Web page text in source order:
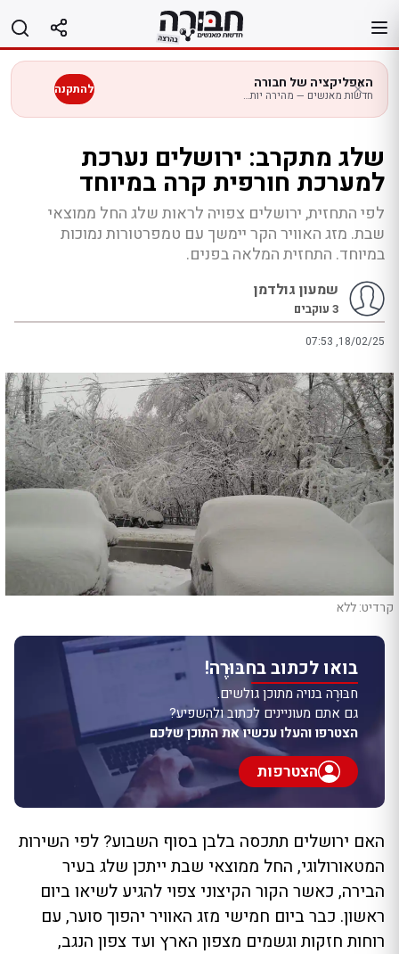
לתוכן
האפליקציה של חבורה
חדשות מאנשים — מהירה יותר בנייד להתקנה
שלג מתקרב: ירושלים נערכת
למערכת חורפית קרה במיוחד
לפי התחזית, ירושלים צפויה לראות שלג החל ממוצאי
שבת. מזג האוויר הקר יימשך עם טמפרטורות נמוכות
במיוחד. התחזית המלאה בפנים.
שמעון גולדמן
3 עוקבים
07:53 ,18/02/25
קרדיט: ללא
בואו לכתוב בחבּוּרֶה!
חבּוּרֶה בנויה מתוכן גולשים.
גם אתם מעוניינים לכתוב ולהשפיע?
הצטרפו והעלו עכשיו את התוכן שלכם
הצטרפות
האם ירושלים תתכסה בלבן בסוף השבוע? לפי השירות
המטאורולוגי, החל ממוצאי שבת ייתכן שלג בעיר
הבירה, כאשר הקור הקיצוני צפוי להגיע לשיאו ביום
ראשון. כבר ביום חמישי מזג האוויר יהפוך סוער, עם
רוחות חזקות וגשמים מצפון הארץ ועד צפון הנגב,